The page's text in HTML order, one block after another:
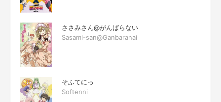
ささみさん@がんばらない
Sasami-san@Ganbaranai
そふてにっ
Softenni